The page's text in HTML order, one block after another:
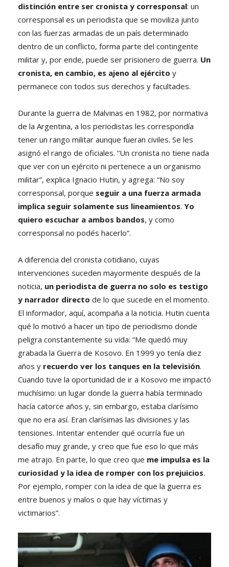
distinción entre ser cronista y corresponsal: un
corresponsal es un periodista que se moviliza junto
con las fuerzas armadas de un país determinado
dentro de un conflicto, forma parte del contingente
militar y, por ende, puede ser prisionero de guerra. Un
cronista, en cambio, es ajeno al ejército y
permanece con todos sus derechos y facultades.
Durante la guerra de Malvinas en 1982, por normativa
de la Argentina, a los periodistas les correspondía
tener un rango militar aunque fueran civiles. Se les
asignó el rango de oficiales. “Un cronista no tiene nada
que ver con un ejército ni pertenece a un organismo
militar”, explica Ignacio Hutin, y agrega: “No soy
corresponsal, porque seguir a una fuerza armada
implica seguir solamente sus lineamientos. Yo
quiero escuchar a ambos bandos, y como
corresponsal no podés hacerlo”.
A diferencia del cronista cotidiano, cuyas
intervenciones suceden mayormente después de la
noticia, un periodista de guerra no solo es testigo
y narrador directo de lo que sucede en el momento.
El informador, aquí, acompaña a la noticia. Hutin cuenta
qué lo motivó a hacer un tipo de periodismo donde
peligra constantemente su vida: “Me quedó muy
grabada la Guerra de Kosovo. En 1999 yo tenía diez
años y recuerdo ver los tanques en la televisión.
Cuando tuve la oportunidad de ir a Kosovo me impactó
muchísimo: un lugar donde la guerra había terminado
hacía catorce años y, sin embargo, estaba clarísimo
que no era así. Eran clarísimas las divisiones y las
tensiones. Intentar entender qué ocurría fue un
desafío muy grande, y creo que fue eso lo que más
me atrajo. En parte, lo que creo que me impulsa es la
curiosidad y la idea de romper con los prejuicios.
Por ejemplo, romper con la idea de que la guerra es
entre buenos y malos o que hay víctimas y
victimarios”.